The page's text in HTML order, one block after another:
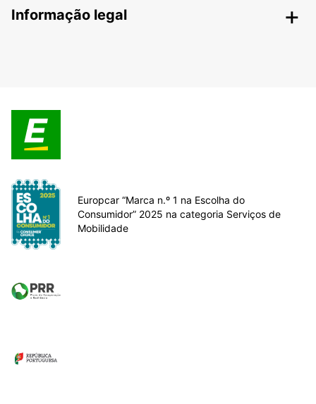
Informação legal
Europcar “Marca n.º 1 na Escolha do
Consumidor” 2025 na categoria Serviços de
Mobilidade